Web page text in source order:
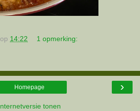
op 14:22 1 opmerking:
›
Homepage
tonen